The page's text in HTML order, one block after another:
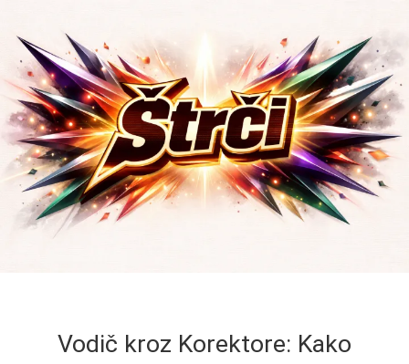
Vodič kroz Korektore: Kako